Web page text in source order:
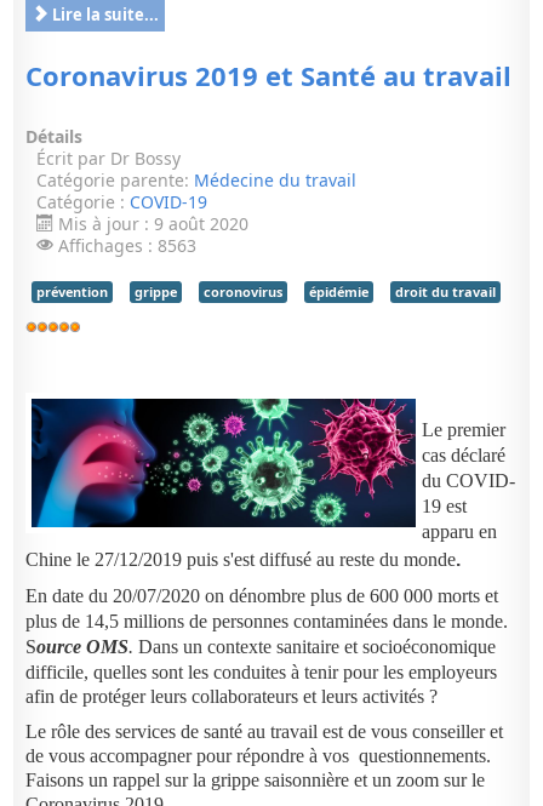
Lire la suite...
Coronavirus 2019 et Santé au travail
Détails
Écrit par Dr Bossy
Catégorie parente: Médecine du travail
Catégorie : COVID-19
Mis à jour : 9 août 2020
Affichages : 8563
prévention grippe coronovirus épidémie droit du travail
Vote
Le premier
cas déclaré
du COVID-
19 est
apparu en
Chine le 27/12/2019 puis s'est diffusé au reste du monde.
En date du 20/07/2020 on dénombreplus de 600 000 morts et
plus de 14,5 millions de personnes contaminées dans le monde.
Source OMS. Dans un contexte sanitaire et socioéconomique
difficile, quelles sont les conduites à tenir pour les employeurs
afin de protéger leurs collaborateurs et leurs activités ?
Le rôle des services de santé au travail est de vous conseiller et
de vous accompagner pour répondre à vos questionnements.
Faisons un rappel sur la grippe saisonnière et un zoom sur le